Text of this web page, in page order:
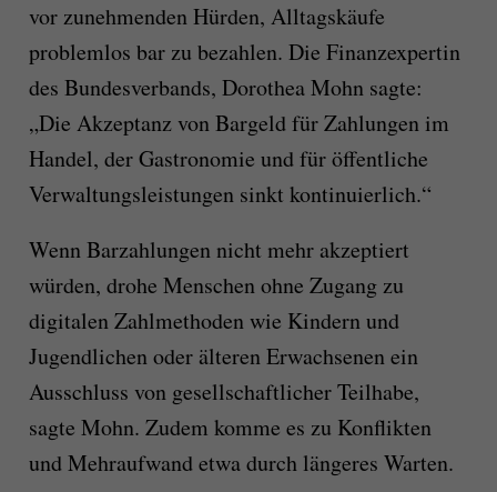
vor zunehmenden Hürden, Alltagskäufe
problemlos bar zu bezahlen. Die Finanzexpertin
des Bundesverbands, Dorothea Mohn sagte:
„Die Akzeptanz von Bargeld für Zahlungen im
Handel, der Gastronomie und für öffentliche
Verwaltungsleistungen sinkt kontinuierlich.“
Wenn Barzahlungen nicht mehr akzeptiert
würden, drohe Menschen ohne Zugang zu
digitalen Zahlmethoden wie Kindern und
Jugendlichen oder älteren Erwachsenen ein
Ausschluss von gesellschaftlicher Teilhabe,
sagte Mohn. Zudem komme es zu Konflikten
und Mehraufwand etwa durch längeres Warten.